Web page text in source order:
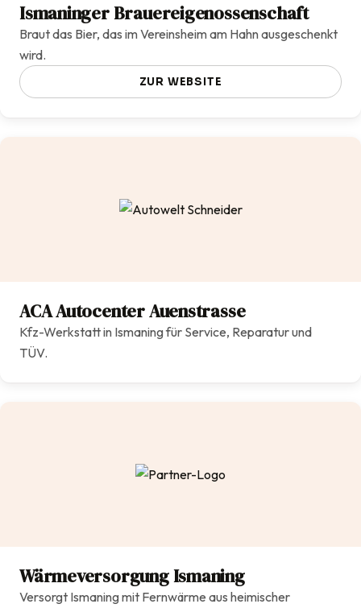
Ismaninger Brauereigenossenschaft
Braut das Bier, das im Vereinsheim am Hahn ausgeschenkt
wird.
ZUR WEBSITE
ACA Autocenter Auenstrasse
Kfz-Werkstatt in Ismaning für Service, Reparatur und
TÜV.
Wärmeversorgung Ismaning
Versorgt Ismaning mit Fernwärme aus heimischer